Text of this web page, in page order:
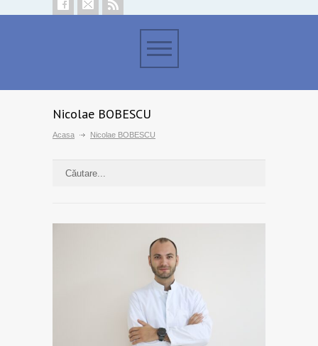
Nicolae BOBESCU
Acasa Nicolae BOBESCU